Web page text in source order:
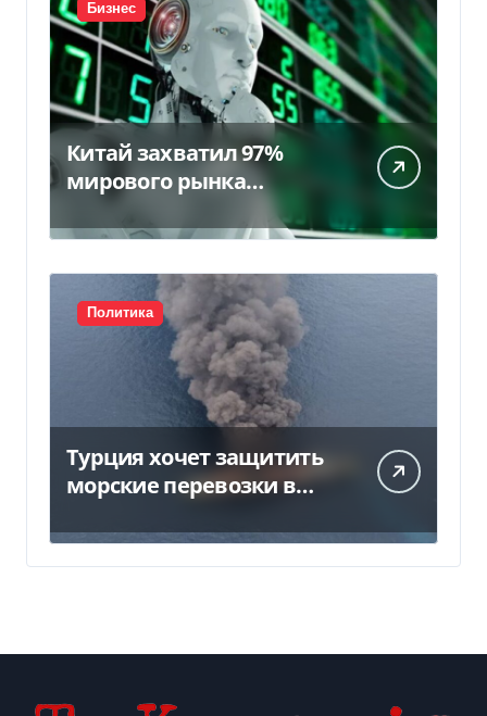
Бизнес
Китай захватил 97%
мирового рынка
гуманоидных роботов
Политика
Турция хочет защитить
морские перевозки в
предложение отправили
в Россию